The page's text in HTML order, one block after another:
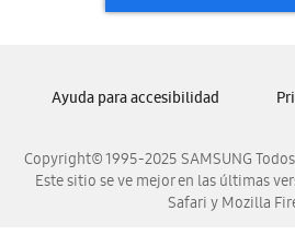
Samsung
Samsung
Copyright© 1995-2025 SAMSUNG
Este sitio se ve mejor en las últimas
Safari y Mozilla
Ayuda para accesibilidad